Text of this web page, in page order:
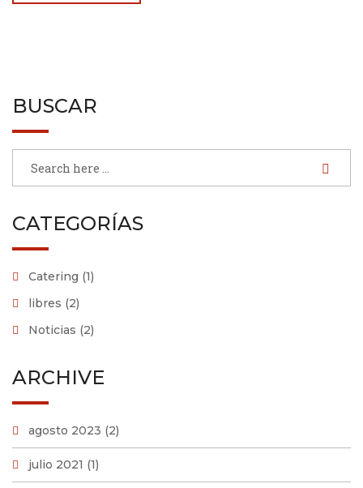
BUSCAR
CATEGORÍAS
Catering (1)
libres (2)
Noticias (2)
ARCHIVE
agosto 2023 (2)
julio 2021 (1)